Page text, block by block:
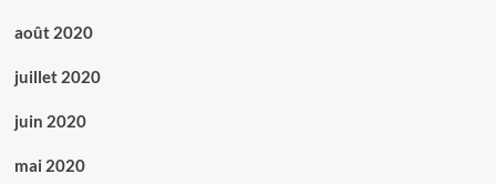
août 2020
juillet 2020
juin 2020
mai 2020